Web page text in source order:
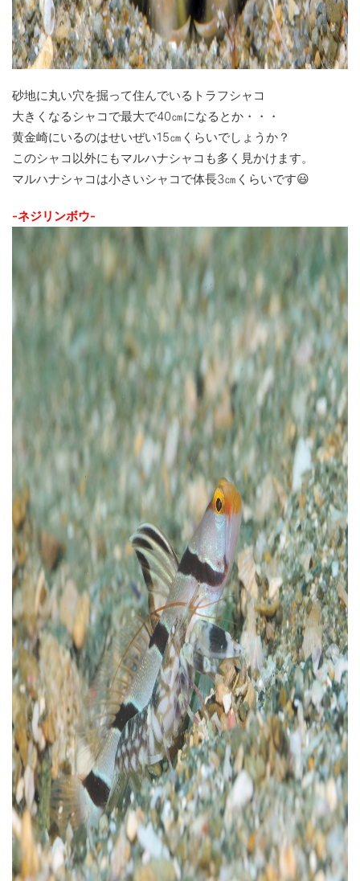
砂地に丸い穴を掘って住んでいるトラフシャコ
大きくなるシャコで最大で40㎝になるとか・・・
黄金崎にいるのはせいぜい15㎝くらいでしょうか？
このシャコ以外にもマルハナシャコも多く見かけます。
マルハナシャコは小さいシャコで体長3㎝くらいです😃
-ネジリンボウ-